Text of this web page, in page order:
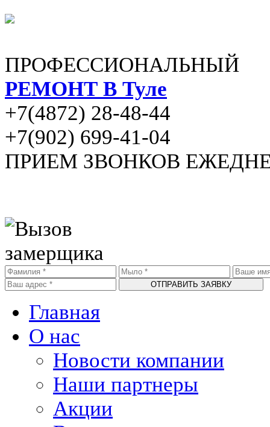
ПРОФЕССИОНАЛЬНЫЙ
РЕМОНТ В Туле
+7(4872) 28-48-44
+7(902) 699-41-04
ПРИЕМ ЗВОНКОВ
Главная
О нас
Новости компании
Наши партнеры
Акции